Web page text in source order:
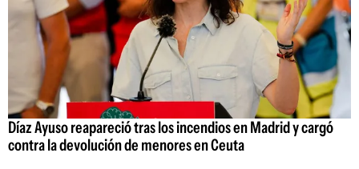
Díaz Ayuso reapareció tras los incendios en Madrid y cargó
contra la devolución de menores en Ceuta